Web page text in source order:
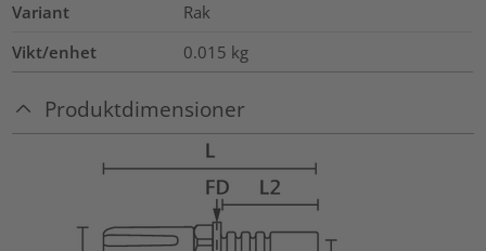
Variant
Rak
Vikt/enhet
0.015 kg
Produktdimensioner